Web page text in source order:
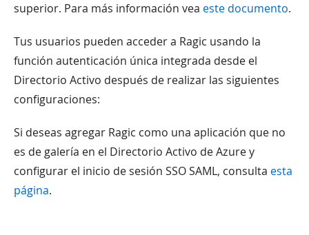
superior. Para más información vea este documento.
Tus usuarios pueden acceder a Ragic usando la
función autenticación única integrada desde el
Directorio Activo después de realizar las siguientes
configuraciones:
Si deseas agregar Ragic como una aplicación que no
es de galería en el Directorio Activo de Azure y
configurar el inicio de sesión SSO SAML, consulta esta
página.